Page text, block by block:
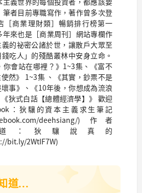
筆者目前專職寫作，著作曾多次登
［商業理財類］暢銷排行榜第一
年來也是［商業周刊］網站專欄作
的祕密公諸於世，讓散戶大眾至
吃人」的殘酷叢林中安身立命。
你會站在哪裡？》1~3集、《富不
然》 1~3集 、《其實，鈔票不是
事》、《10年後，你想成為流浪
狄式白話【總體經濟學】》 歡迎
：狄驤的資本主義求生筆記
deehsiang/) 作者
道：狄驤說真的
bit.ly/2WtIF7W)
道...